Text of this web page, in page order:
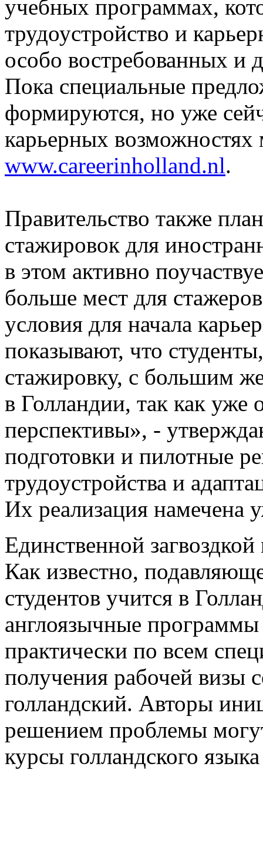
учебных программах,
трудоустройство и
особо востребованных и
Пока специальные
формируются, но уже
карьерных
www.careerinholland.nl.
Правительство также
стажировок для
в этом активно
больше мест для
условия для начала
показывают, что
стажировку, с большим
в Голландии, так как уже
перспективы», -
подготовки и пилотные
трудоустройства и
Их реализация намечена
Единственной
Как известно,
студентов учится в
англоязычные программы
практически по всем
получения рабочей визы
голландский. Авторы
решением проблемы
курсы голландского